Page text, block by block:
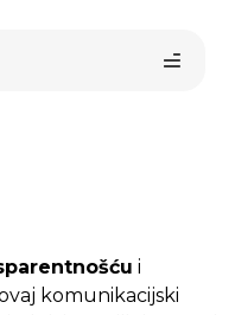
i
komunikacijski